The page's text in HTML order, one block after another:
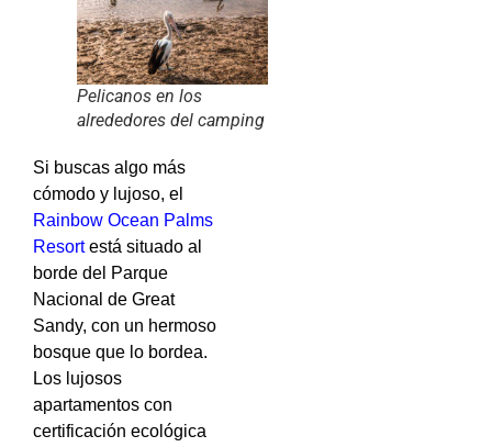
Pelicanos en los
alrededores del camping
Si buscas algo más
cómodo y lujoso, el
Rainbow Ocean Palms
Resort está situado al
borde del Parque
Nacional de Great
Sandy, con un hermoso
bosque que lo bordea.
Los lujosos
apartamentos con
certificación ecológica